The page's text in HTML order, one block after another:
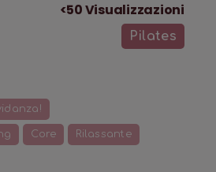
<50Visualizzazioni
Pilates
Core Rilassante